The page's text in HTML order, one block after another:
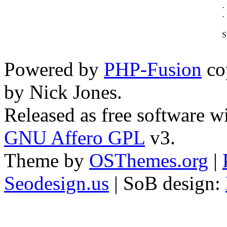
·
·
Powered by PHP-Fusion
by Nick Jones.
Released as free software
GNU Affero GPL v3.
Theme by OSThemes.org |
Seodesign.us | SoB design: